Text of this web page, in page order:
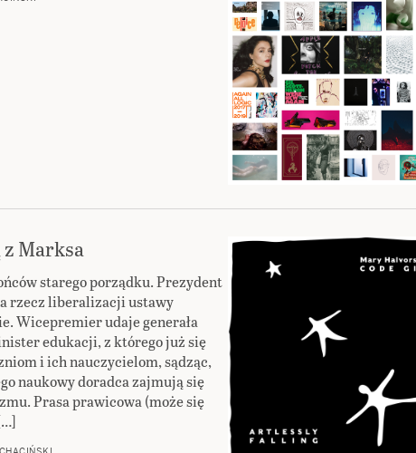
Marksa
starego porządku. Prezydent
rzecz liberalizacji ustawy
Wicepremier udaje generała
edukacji, z którego już się
i ich nauczycielom, sądząc,
naukowy doradca zajmują się
Prasa prawicowa (może się